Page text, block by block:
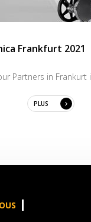
Frankfurt 2021
Partners in Frankurt
PLUS